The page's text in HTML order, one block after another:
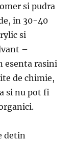
si pudra
in 30-40
si
–
esenta rasini
de chimie,
si nu pot fi
detin